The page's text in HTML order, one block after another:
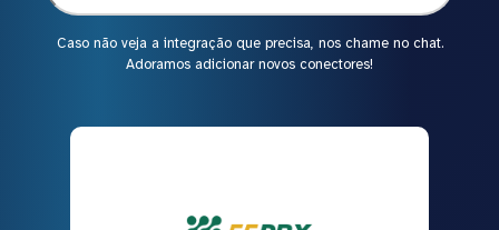
Caso não veja a integração que precisa, nos chame no chat.
Adoramos adicionar novos conectores!